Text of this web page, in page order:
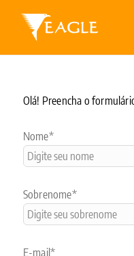
content
Leave
field
blank
Olá! Preencha o
Nome*
Sobrenome*
E-mail*